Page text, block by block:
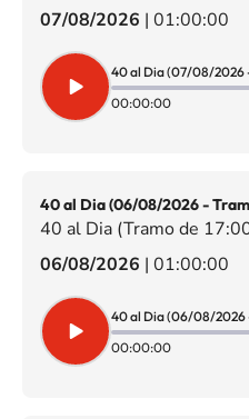
07/08/2026 | 01:00:00
00:00:00
40 al Dia (06/08/2026 -
40 al Dia (Tramo de
06/08/2026 | 01:00:00
00:00:00